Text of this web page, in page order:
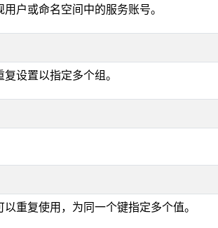
户或命名空间中的服务账号。
设置以指定多个组。
重复使用，为同一个键指定多个值。